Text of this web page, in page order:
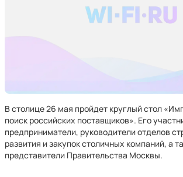
В столице 26 мая пройдет круглый стол
поиск российских поставщиков». Его
предприниматели, руководители отделов
развития и закупок столичных компаний, а
представители Правительства Москвы.